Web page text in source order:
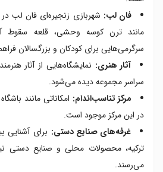
فان لب: شهربازی زنجیره‌ای فان لب
مانند ترن کوسه وحشی، قلعه سقوط
سرگرمی‌هایی برای کودکان و بزرگسالان
آثار هنری: نمایشگاه‌هایی از آثار
سراسر مجموعه دیده می‌شود.
مرکز تناسب‌اندام: امکاناتی مانند
در این مرکز موجود است.
غرفه‌های صنایع دستی: برای آشنایی
ترکیه، محصولات محلی و صنایع دستی
می‌رسند.